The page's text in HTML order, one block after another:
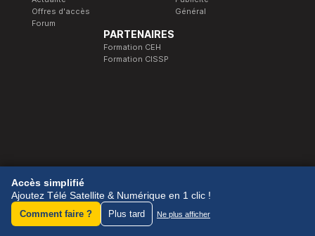
Offres d'accès
Forum
Général
PARTENAIRES
Formation CEH
Formation CISSP
© 1989-2026 Télé Satellite et Numérique.
Accès simplifié
Ajoutez Télé Satellite & Numérique en 1 clic !
Comment faire ? Plus tard Ne plus afficher